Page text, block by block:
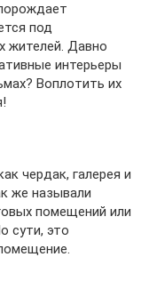
под
жителей. Давно
интерьеры
Воплотить их
чердак, галерея и
же называли
помещений или
сути, это